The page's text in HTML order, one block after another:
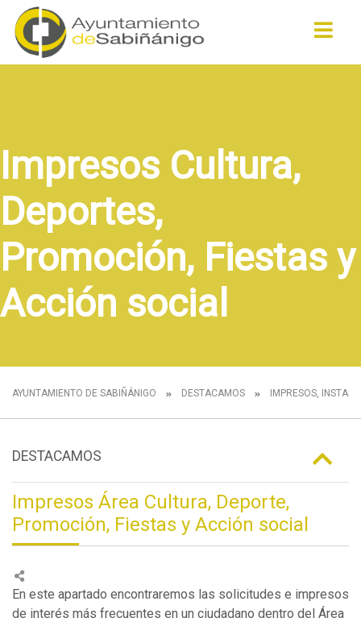
Impresos Cultura,
Deportes,
Promoción, Fiestas y
Acción social
AYUNTAMIENTO DE SABIÑÁNIGO DESTACAMOS IMPRESOS,
DESTACAMOS
Impresos Área Cultura, Deporte,
Promoción, Fiestas y Acción social
En este apartado encontraremos las solicitudes e impresos
de interés más frecuentes en un ciudadano dentro del Área